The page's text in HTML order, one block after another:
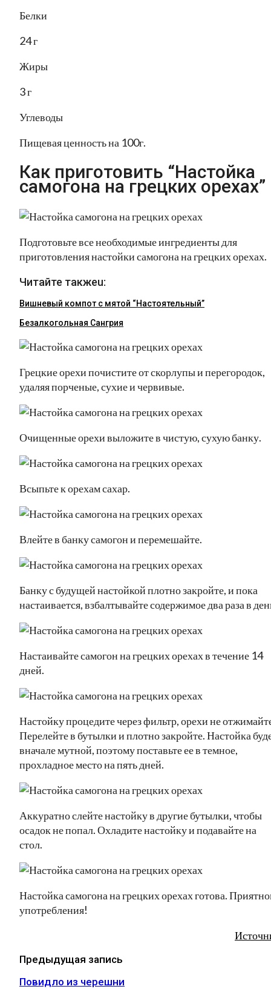
Белки
24 г
Жиры
3 г
Углеводы
Пищевая ценность на 100г.
Как приготовить “Настойка
самогона на грецких орехах”
Подготовьте все необходимые ингредиенты для
приготовления настойки самогона на грецких орехах.
Читайте такжеu:
Вишневый компот с мятой “Настоятельный”
Безалкогольная Сангрия
Грецкие орехи почистите от скорлупы и перегородок,
удаляя порченые, сухие и червивые.
Очищенные орехи выложите в чистую, сухую банку.
Всыпьте к орехам сахар.
Влейте в банку самогон и перемешайте.
Банку с будущей настойкой плотно закройте, и пока
настаивается, взбалтывайте содержимое два раза в
Настаивайте самогон на грецких орехах в течение 14
дней.
Настойку процедите через фильтр, орехи не
Перелейте в бутылки и плотно закройте. Настойка
вначале мутной, поэтому поставьте ее в темное,
прохладное место на пять дней.
Аккуратно слейте настойку в другие бутылки, чтобы
осадок не попал. Охладите настойку и подавайте на
стол.
Настойка самогона на грецких орехах готова.
употребления!
Предыдущая запись
Повидло из черешни